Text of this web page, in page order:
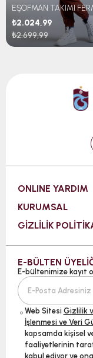
₺2.024,99
₺2.699,99
ONLINE YARDIM
KURUMSAL
GİZLİLİK
E-BÜLTEN
E-bültenimize kayıt
Web Sitesi Gizlilik
İşlenmesi ve Veri
kapsamda kişisel
faaliyetlerinin
kabul ediyor ve